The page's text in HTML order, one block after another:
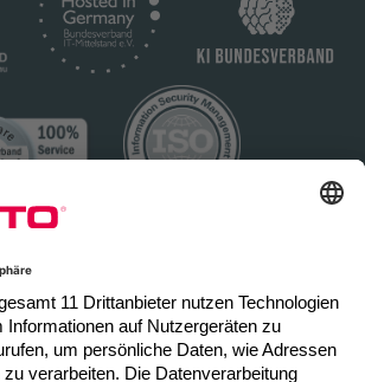
Anmeldung
sich hier zum Newsletter an, um